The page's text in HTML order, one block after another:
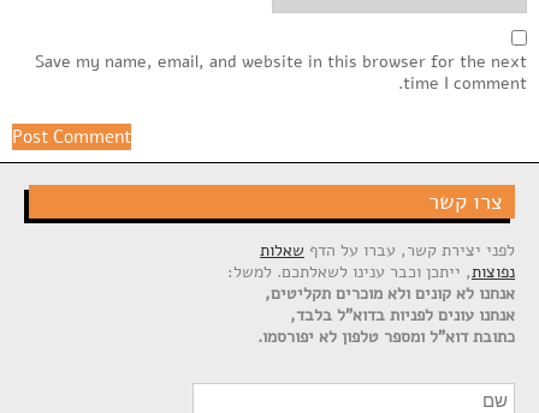
Save my name, email, and website in this browser for the next
time I comment.
צרו קשר
לפני יצירת קשר, עברו על הדף שאלות
נפוצות, ייתכן וכבר ענינו לשאלתכם. למשל:
אנחנו לא קונים ולא מוכרים תקליטים,
אנחנו עונים לפניות בדוא"ל בלבד,
כתובת דוא"ל ומספר טלפון לא יפורסמו.